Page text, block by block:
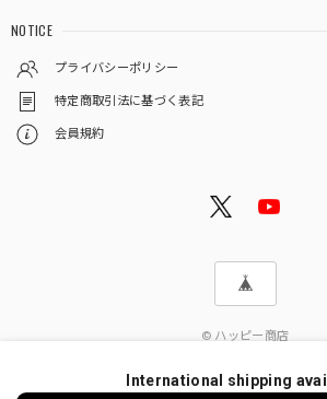
NOTICE
プライバシーポリシー
特定商取引法に基づく表記
会員規約
© ハッピー商店
International shipping